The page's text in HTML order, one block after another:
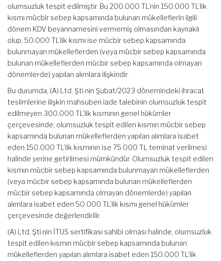
olumsuzluk tespit edilmiştir. Bu 200.000 TL’nin 150.000 TL’lik
kısmı mücbir sebep kapsamında bulunan mükelleflerin ilgili
dönem KDV beyannamesini vermemiş olmasından kaynaklı
olup, 50.000 TL’lik kısmı ise mücbir sebep kapsamında
bulunmayan mükelleflerden (veya mücbir sebep kapsamında
bulunan mükelleflerden mücbir sebep kapsamında olmayan
dönemlerde) yapılan alımlara ilişkindir.
Bu durumda, (A) Ltd. Şti.nin Şubat/2023 dönemindeki ihracat
teslimlerine ilişkin mahsuben iade talebinin olumsuzluk tespit
edilmeyen 300.000 TL’lik kısmının genel hükümler
çerçevesinde; olumsuzluk tespit edilen kısmın mücbir sebep
kapsamında bulunan mükelleflerden yapılan alımlara isabet
eden 150.000 TL’lik kısmının ise 75.000 TL teminat verilmesi
halinde yerine getirilmesi mümkündür. Olumsuzluk tespit edilen
kısmın mücbir sebep kapsamında bulunmayan mükelleflerden
(veya mücbir sebep kapsamında bulunan mükelleflerden
mücbir sebep kapsamında olmayan dönemlerde) yapılan
alımlara isabet eden 50.000 TL’lik kısmı genel hükümler
çerçevesinde değerlendirilir.
(A) Ltd. Şti.nin İTUS sertifikası sahibi olması halinde, olumsuzluk
tespit edilen kısmın mücbir sebep kapsamında bulunan
mükelleflerden yapılan alımlara isabet eden 150.000 TL’lik